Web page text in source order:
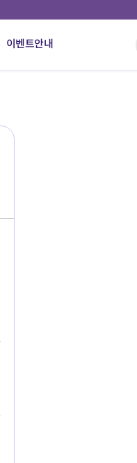
이벤트안내